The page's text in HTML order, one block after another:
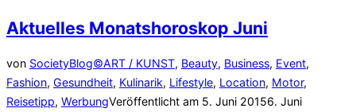
Aktuelles Monatshoroskop Juni
von SocietyBlog©ART / KUNST, Beauty, Business, Event,
Fashion, Gesundheit, Kulinarik, Lifestyle, Location, Motor,
Reisetipp, WerbungVeröffentlicht am 5. Juni 20156. Juni